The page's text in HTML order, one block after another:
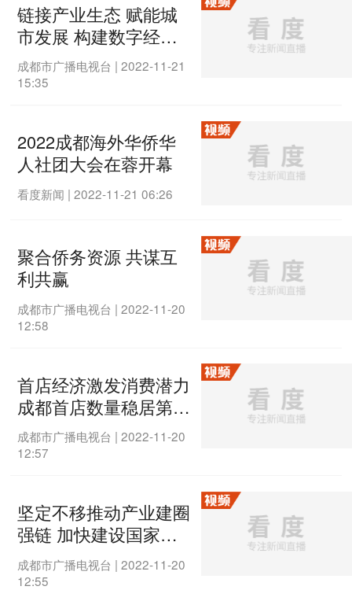
链接产业生态 赋能城
市发展 构建数字经济
新高地
成都市广播电视台 |2022-11-21
15:35
2022成都海外华侨华
人社团大会在蓉开幕
看度新闻 |2022-11-21 06:26
聚合侨务资源 共谋互
利共赢
成都市广播电视台 |2022-11-20
12:58
首店经济激发消费潜力
成都首店数量稳居第一
梯队
成都市广播电视台 |2022-11-20
12:57
坚定不移推动产业建圈
强链 加快建设国家制
造业高质量发展示范区
成都市广播电视台 |2022-11-20
12:55